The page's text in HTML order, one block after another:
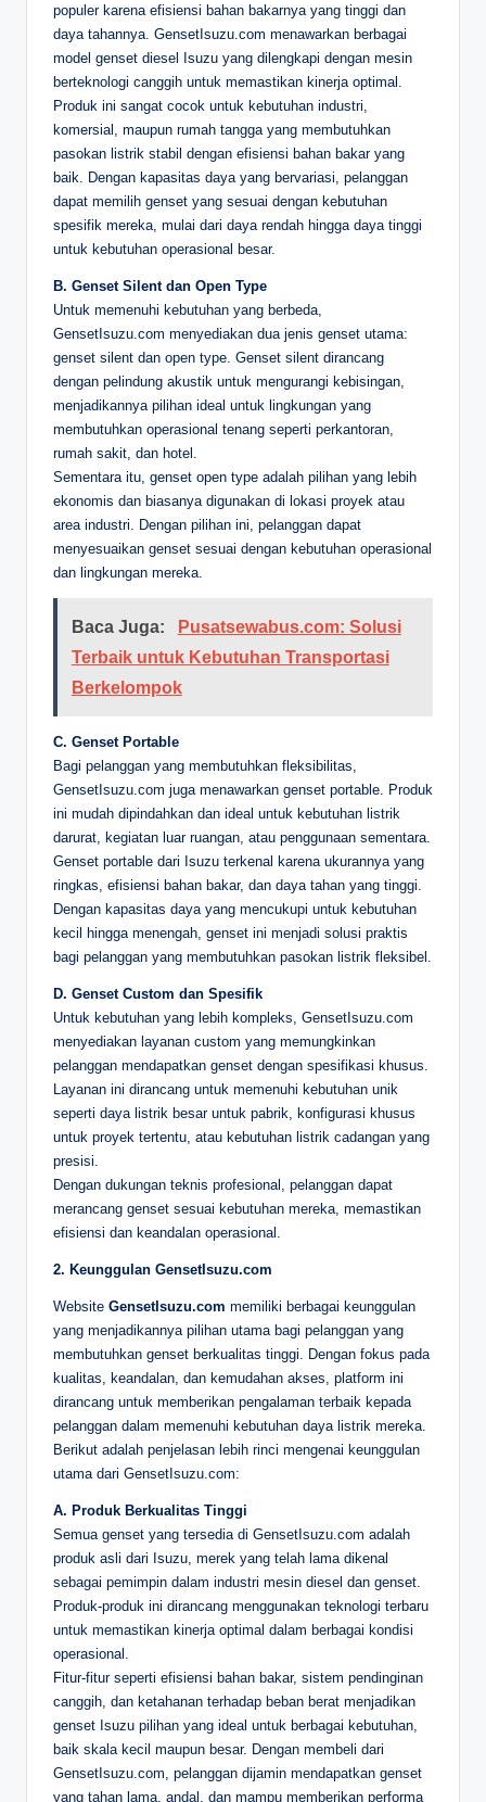
populer karena efisiensi bahan bakarnya yang tinggi dan
daya tahannya. GensetIsuzu.com menawarkan berbagai
model genset diesel Isuzu yang dilengkapi dengan mesin
berteknologi canggih untuk memastikan kinerja optimal.
Produk ini sangat cocok untuk kebutuhan industri,
komersial, maupun rumah tangga yang membutuhkan
pasokan listrik stabil dengan efisiensi bahan bakar yang
baik. Dengan kapasitas daya yang bervariasi, pelanggan
dapat memilih genset yang sesuai dengan kebutuhan
spesifik mereka, mulai dari daya rendah hingga daya tinggi
untuk kebutuhan operasional besar.
B. Genset Silent dan Open Type
Untuk memenuhi kebutuhan yang berbeda,
GensetIsuzu.com menyediakan dua jenis genset utama:
genset silent dan open type. Genset silent dirancang
dengan pelindung akustik untuk mengurangi kebisingan,
menjadikannya pilihan ideal untuk lingkungan yang
membutuhkan operasional tenang seperti perkantoran,
rumah sakit, dan hotel.
Sementara itu, genset open type adalah pilihan yang lebih
ekonomis dan biasanya digunakan di lokasi proyek atau
area industri. Dengan pilihan ini, pelanggan dapat
menyesuaikan genset sesuai dengan kebutuhan operasional
dan lingkungan mereka.
Baca Juga:
Pusatsewabus.com: Solusi
Terbaik untuk Kebutuhan Transportasi
Berkelompok
C. Genset Portable
Bagi pelanggan yang membutuhkan fleksibilitas,
GensetIsuzu.com juga menawarkan genset portable. Produk
ini mudah dipindahkan dan ideal untuk kebutuhan listrik
darurat, kegiatan luar ruangan, atau penggunaan sementara.
Genset portable dari Isuzu terkenal karena ukurannya yang
ringkas, efisiensi bahan bakar, dan daya tahan yang tinggi.
Dengan kapasitas daya yang mencukupi untuk kebutuhan
kecil hingga menengah, genset ini menjadi solusi praktis
bagi pelanggan yang membutuhkan pasokan listrik fleksibel.
D. Genset Custom dan Spesifik
Untuk kebutuhan yang lebih kompleks, GensetIsuzu.com
menyediakan layanan custom yang memungkinkan
pelanggan mendapatkan genset dengan spesifikasi khusus.
Layanan ini dirancang untuk memenuhi kebutuhan unik
seperti daya listrik besar untuk pabrik, konfigurasi khusus
untuk proyek tertentu, atau kebutuhan listrik cadangan yang
presisi.
Dengan dukungan teknis profesional, pelanggan dapat
merancang genset sesuai kebutuhan mereka, memastikan
efisiensi dan keandalan operasional.
2. Keunggulan GensetIsuzu.com
Website GensetIsuzu.com memiliki berbagai keunggulan
yang menjadikannya pilihan utama bagi pelanggan yang
membutuhkan genset berkualitas tinggi. Dengan fokus pada
kualitas, keandalan, dan kemudahan akses, platform ini
dirancang untuk memberikan pengalaman terbaik kepada
pelanggan dalam memenuhi kebutuhan daya listrik mereka.
Berikut adalah penjelasan lebih rinci mengenai keunggulan
utama dari GensetIsuzu.com:
A. Produk Berkualitas Tinggi
Semua genset yang tersedia di GensetIsuzu.com adalah
produk asli dari Isuzu, merek yang telah lama dikenal
sebagai pemimpin dalam industri mesin diesel dan genset.
Produk-produk ini dirancang menggunakan teknologi terbaru
untuk memastikan kinerja optimal dalam berbagai kondisi
operasional.
Fitur-fitur seperti efisiensi bahan bakar, sistem pendinginan
canggih, dan ketahanan terhadap beban berat menjadikan
genset Isuzu pilihan yang ideal untuk berbagai kebutuhan,
baik skala kecil maupun besar. Dengan membeli dari
GensetIsuzu.com, pelanggan dijamin mendapatkan genset
yang tahan lama, andal, dan mampu memberikan performa